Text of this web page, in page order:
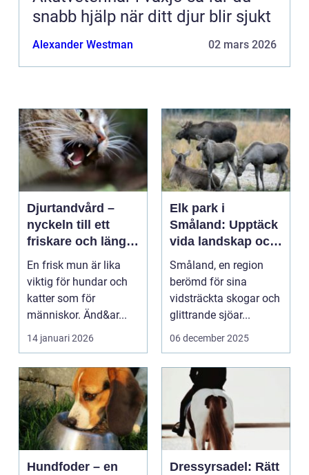
snabb hjälp när ditt djur blir sjukt
Alexander Westman 02 mars 2026
Djurtandvård –
nyckeln till ett
friskare och längre
liv för hund och
katt
En frisk mun är lika
viktig för hundar och
katter som för
människor. Änd&ar...
14 januari 2026
Elk park i
Småland: Upptäck
vida landskap och
majestätiska älgar
Småland, en region
berömd för sina
vidsträckta skogar och
glittrande sjöar...
06 december 2025
Hundfoder – en
Dressyrsadel: Rätt